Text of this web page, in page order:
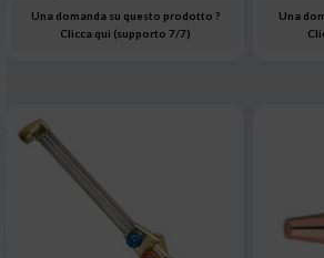
Una domanda su questo prodotto ?
Clicca qui (supporto 7/7)
Una